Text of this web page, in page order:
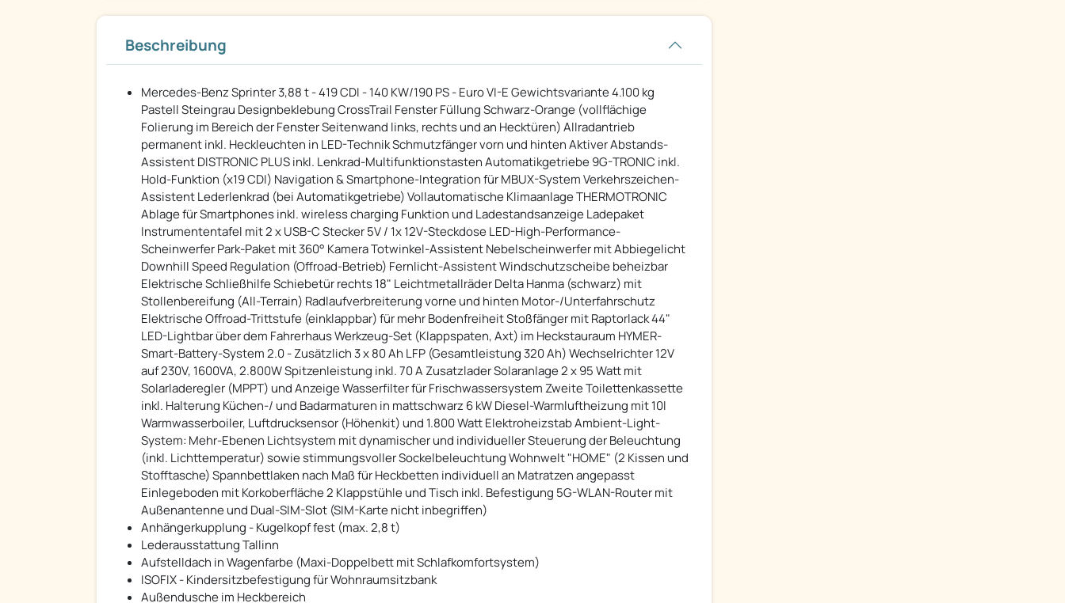
Beschreibung
Mercedes-Benz Sprinter 3,88 t - 419 CDI - 140 KW/190 PS - Euro VI-E Gewichtsvariante 4.100 kg
Pastell Steingrau Designbeklebung CrossTrail Fenster Füllung Schwarz-Orange (vollflächige
Folierung im Bereich der Fenster Seitenwand links, rechts und an Hecktüren) Allradantrieb
permanent inkl. Heckleuchten in LED-Technik Schmutzfänger vorn und hinten Aktiver Abstands-
Assistent DISTRONIC PLUS inkl. Lenkrad-Multifunktionstasten Automatikgetriebe 9G-TRONIC inkl.
Hold-Funktion (x19 CDI) Navigation & Smartphone-Integration für MBUX-System Verkehrszeichen-
Assistent Lederlenkrad (bei Automatikgetriebe) Vollautomatische Klimaanlage THERMOTRONIC
Ablage für Smartphones inkl. wireless charging Funktion und Ladestandsanzeige Ladepaket
Instrumententafel mit 2 x USB-C Stecker 5V / 1x 12V-Steckdose LED-High-Performance-
Scheinwerfer Park-Paket mit 360° Kamera Totwinkel-Assistent Nebelscheinwerfer mit Abbiegelicht
Downhill Speed Regulation (Offroad-Betrieb) Fernlicht-Assistent Windschutzscheibe beheizbar
Elektrische Schließhilfe Schiebetür rechts 18" Leichtmetallräder Delta Hanma (schwarz) mit
Stollenbereifung (All-Terrain) Radlaufverbreiterung vorne und hinten Motor-/Unterfahrschutz
Elektrische Offroad-Trittstufe (einklappbar) für mehr Bodenfreiheit Stoßfänger mit Raptorlack 44"
LED-Lightbar über dem Fahrerhaus Werkzeug-Set (Klappspaten, Axt) im Heckstauraum HYMER-
Smart-Battery-System 2.0 - Zusätzlich 3 x 80 Ah LFP (Gesamtleistung 320 Ah) Wechselrichter 12V
auf 230V, 1600VA, 2.800W Spitzenleistung inkl. 70 A Zusatzlader Solaranlage 2 x 95 Watt mit
Solarladeregler (MPPT) und Anzeige Wasserfilter für Frischwassersystem Zweite Toilettenkassette
inkl. Halterung Küchen-/ und Badarmaturen in mattschwarz 6 kW Diesel-Warmluftheizung mit 10l
Warmwasserboiler, Luftdrucksensor (Höhenkit) und 1.800 Watt Elektroheizstab Ambient-Light-
System: Mehr-Ebenen Lichtsystem mit dynamischer und individueller Steuerung der Beleuchtung
(inkl. Lichttemperatur) sowie stimmungsvoller Sockelbeleuchtung Wohnwelt "HOME" (2 Kissen und
Stofftasche) Spannbettlaken nach Maß für Heckbetten individuell an Matratzen angepasst
Einlegeboden mit Korkoberfläche 2 Klappstühle und Tisch inkl. Befestigung 5G-WLAN-Router mit
Außenantenne und Dual-SIM-Slot (SIM-Karte nicht inbegriffen)
Anhängerkupplung - Kugelkopf fest (max. 2,8 t)
Lederausstattung Tallinn
Aufstelldach in Wagenfarbe (Maxi-Doppelbett mit Schlafkomfortsystem)
ISOFIX - Kindersitzbefestigung für Wohnraumsitzbank
Außendusche im Heckbereich